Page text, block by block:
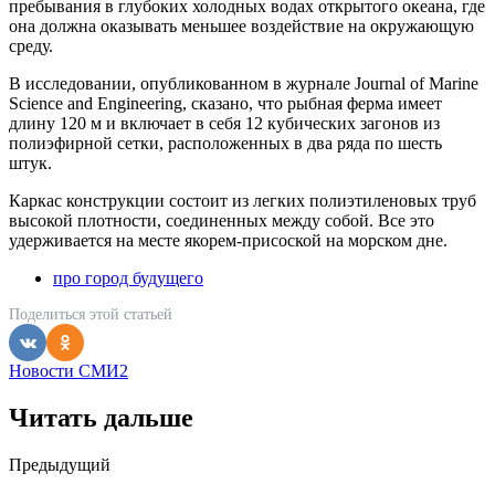
пребывания в глубоких холодных водах открытого океана, где
она должна оказывать меньшее воздействие на окружающую
среду.
В исследовании, опубликованном в журнале Journal of Marine
Science and Engineering, сказано, что рыбная ферма имеет
длину 120 м и включает в себя 12 кубических загонов из
полиэфирной сетки, расположенных в два ряда по шесть
штук.
Каркас конструкции состоит из легких полиэтиленовых труб
высокой плотности, соединенных между собой. Все это
удерживается на месте якорем-присоской на морском дне.
про город будущего
Поделиться этой статьей
Новости СМИ2
Читать дальше
Post
Предыдущий